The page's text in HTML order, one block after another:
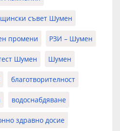
съвет Шумен
промени РЗИ – Шумен
Шумен Шумен
благотворителност
водоснабдяване
здравно досие